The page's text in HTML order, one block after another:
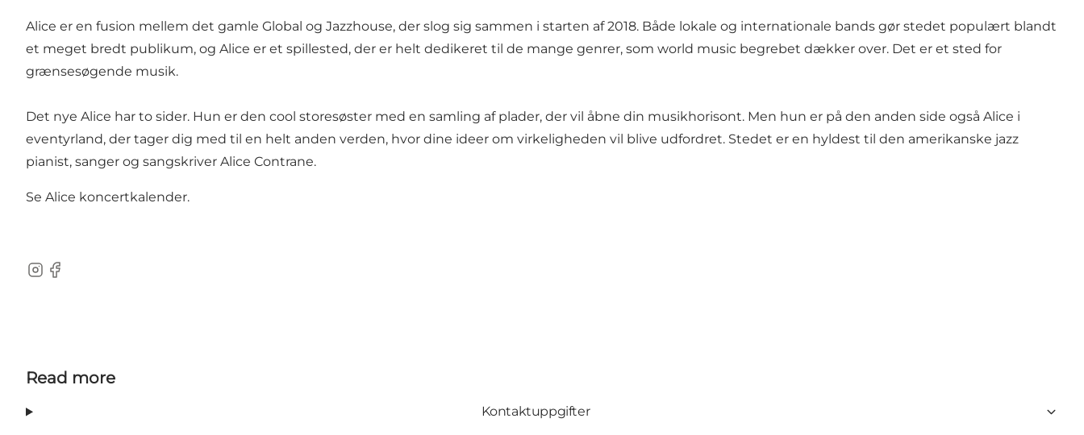
Alice er en fusion mellem det gamle Global og Jazzhouse, der slog sig sammen i starten af 2018. Både lokale og internationale bands gør stedet populært blandt
et meget bredt publikum, og Alice er et spillested, der er helt dedikeret til de mange genrer, som world music begrebet dækker over. Det er et sted for
grænsesøgende musik.
Det nye Alice har to sider. Hun er den cool storesøster med en samling af plader, der vil åbne din musikhorisont. Men hun er på den anden side også Alice i
eventyrland, der tager dig med til en helt anden verden, hvor dine ideer om virkeligheden vil blive udfordret. Stedet er en hyldest til den amerikanske jazz
pianist, sanger og sangskriver Alice Contrane.
Se Alice koncertkalender.
Instagram
Facebook
Read more
Kontaktuppgifter